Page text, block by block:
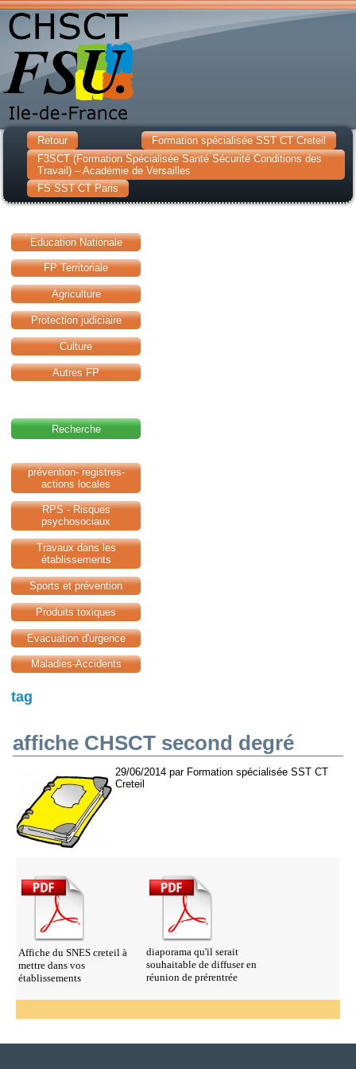
Retour
Formation spécialisée SST CT Creteil
F3SCT (Formation Spécialisée Santé Sécurité Conditions des
Travail) – Académie de Versailles
FS SST CT Paris
Education Nationale
FP Territoriale
Agriculture
Protection judiciaire
Culture
Autres FP
Recherche
prévention- registres-
actions locales
RPS - Risques
psychosociaux
Travaux dans les
établissements
Sports et prévention
Produits toxiques
Evacuation d'urgence
Maladies-Accidents
tag
affiche CHSCT second degré
29/06/2014 par Formation spécialisée SST CT
Creteil
Affiche du SNES creteil à
mettre dans vos
établissements
diaporama qu'il serait
souhaitable de diffuser en
réunion de prérentrée